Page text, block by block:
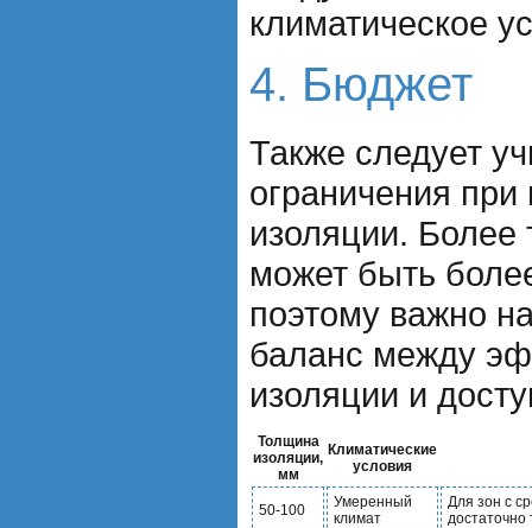
климатическое
4. Бюджет
Также следует
ограничения
изоляции. Более
может быть
поэтому важно
баланс между
изоляции и
Толщина
изоляции,
мм
Климатические
условия
50-100
Умеренный
климат
Для зон с
достаточно